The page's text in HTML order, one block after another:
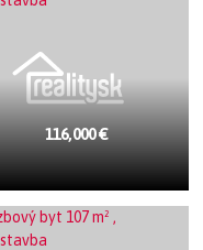
116,000 €